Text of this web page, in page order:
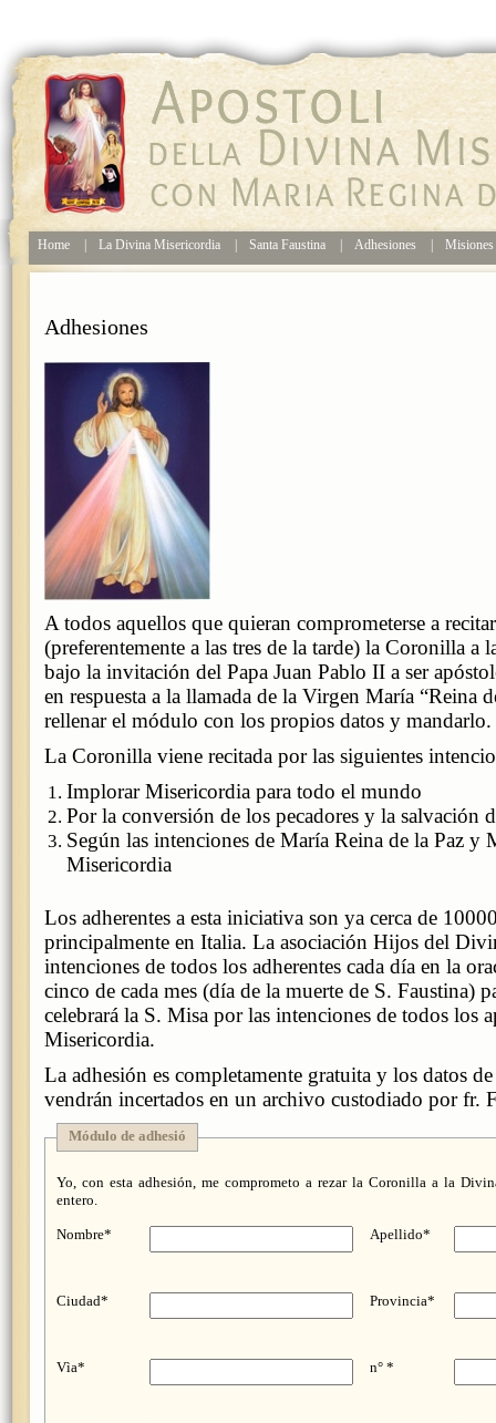
Home La Divina Misericordia Santa Faustina Adhesiones Misiones
Adhesiones
A todos aquellos que quieran comprometerse a
(preferentemente a las tres de la tarde) la Coronilla
bajo la invitación del Papa Juan Pablo II a ser
en respuesta a la llamada de la Virgen María “Reina
rellenar el módulo con los propios datos y mandarlo.
La Coronilla viene recitada por las siguientes
Implorar Misericordia para todo el mundo
Por la conversión de los pecadores y la salvación
Según las intenciones de María Reina de la Paz y
Misericordia
Los adherentes a esta iniciativa son ya cerca de
principalmente en Italia. La asociación Hijos del
intenciones de todos los adherentes cada día en la
cinco de cada mes (día de la muerte de S. Faustina)
celebrará la S. Misa por las intenciones de todos los
Misericordia.
La adhesión es completamente gratuita y los datos
vendrán incertados en un archivo custodiado por fr.
Módulo de adhesió
Yo, con esta adhesión, me comprometo a rezar la Coronilla a la
entero.
Nombre* Apellido*
Ciudad* Provincia*
Vìa* n° *